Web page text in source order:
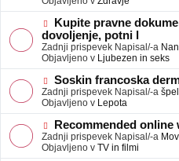
eo
b
a
v
e
N
o
v
e
o
b
j
a
v
e
Kupite pravne
dovoljenje, potni l
Zadnji prispevek Napisal/-a
Objavljeno v Ljubezen in seks
N
o
v
e
o
b
j
a
Soskin francoska
Zadnji prispevek Napisal/-a
Objavljeno v Lepota
N
o
v
e
Recommended
Zadnji prispevek Napisal/-a
Objavljeno v TV in filmi